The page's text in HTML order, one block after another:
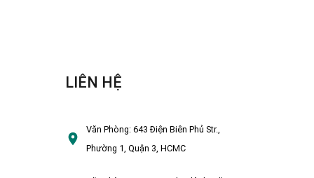
LIÊN HỆ
Văn Phòng:643 Điện Biên Phủ Str.,
Phường 1, Quận 3, HCMC